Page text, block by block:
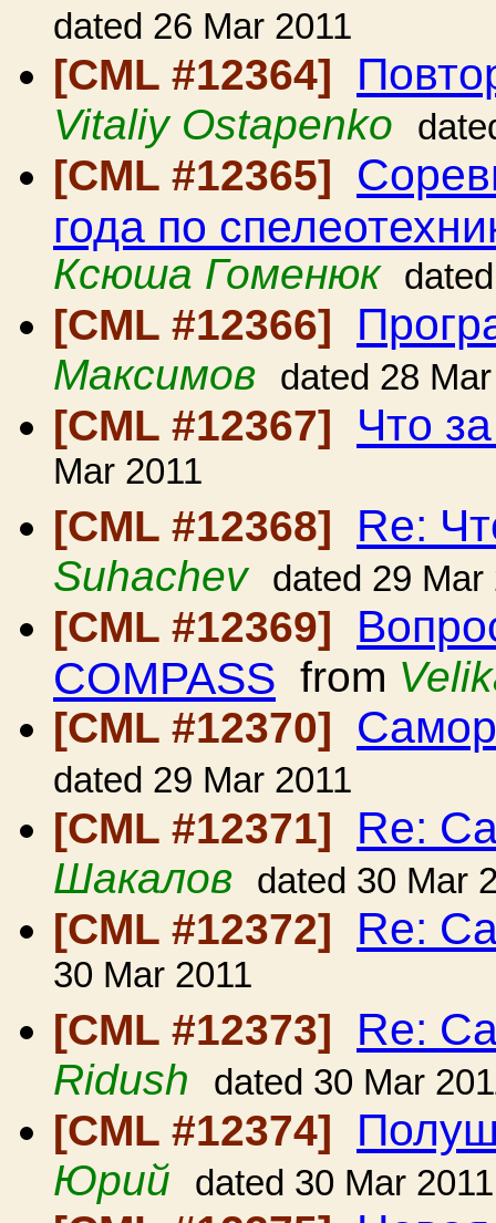
dated 26 Mar 2011
[CML #12364]
Vitaliy Ostapenko
[CML #12365]
года по
Ксюша Гоменюк
[CML #12366]
Максимов dated 28
[CML #12367] Что
Mar 2011
[CML #12368]
Re:
Suhachev dated 29 Mar
[CML #12369]
COMPASS from
[CML #12370]
dated 29 Mar 2011
[CML #12371] Re:
Шакалов dated 30 Mar
[CML #12372] Re:
30 Mar 2011
[CML #12373]
Re:
Ridush dated 30 Mar
[CML #12374]
Юрий dated 30 Mar 2011